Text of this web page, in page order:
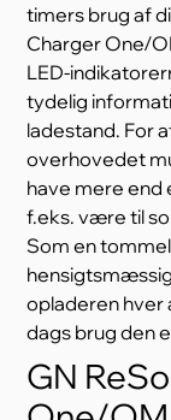
timers brug af
Charger One/
LED-
tydelig
ladestand. For
overhovedet
have mere end
f.eks. være til
Som en
opladeren hver
dags brug den
GN